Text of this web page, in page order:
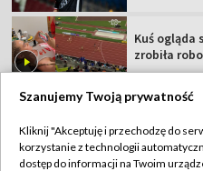
Kuś ogląda
zrobiła
Szanujemy Twoją prywatność
Kliknij "Akceptuję i przechodzę do
korzystanie z technologii
dostęp do informacji na Twoim